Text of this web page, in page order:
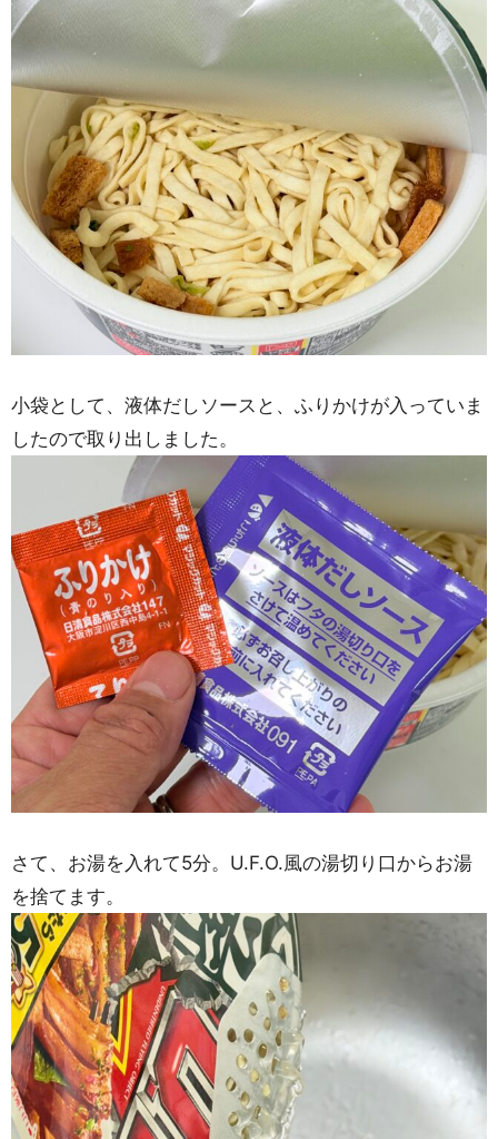
小袋として、液体だしソースと、ふりかけが入っていま
したので取り出しました。
さて、お湯を入れて5分。U.F.O.風の湯切り口からお湯
を捨てます。